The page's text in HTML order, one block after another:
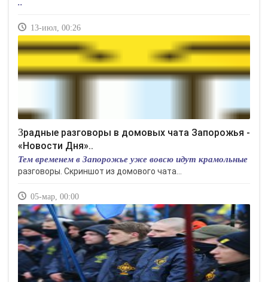
13-июл, 00:26
Зрадные разговоры в домовых чата Запорожья -
«Новости Дня»..
Тем временем в Запорожье уже вовсю идут крамольные
разговоры. Скриншот из домового чата...
05-мар, 00:00